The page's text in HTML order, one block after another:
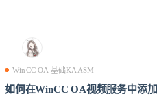
WinCC OA 基础KAASM
如何在WinCC OA视频服务中添